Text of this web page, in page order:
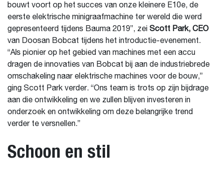
bouwt voort op het succes van onze kleinere E10e, de
eerste elektrische minigraafmachine ter wereld die werd
gepresenteerd tijdens Bauma 2019”, zei Scott Park, CEO
van Doosan Bobcat tijdens het introductie-evenement.
“Als pionier op het gebied van machines met een accu
dragen de innovaties van Bobcat bij aan de industriebrede
omschakeling naar elektrische machines voor de bouw,”
ging Scott Park verder. “Ons team is trots op zijn bijdrage
aan die ontwikkeling en we zullen blijven investeren in
onderzoek en ontwikkeling om deze belangrijke trend
verder te versnellen.”
Schoon en stil